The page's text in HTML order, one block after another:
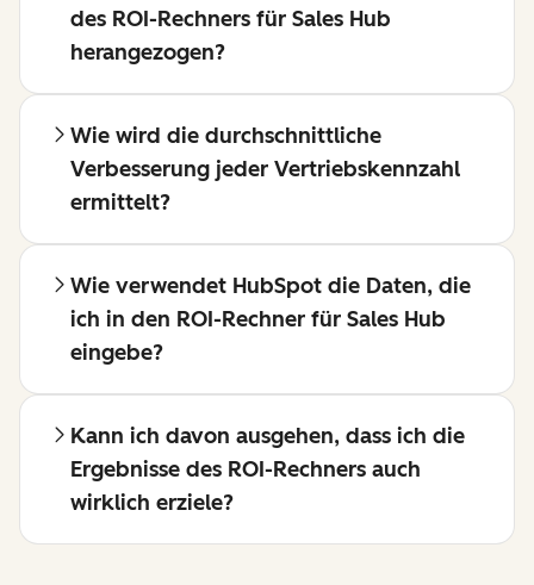
des ROI-Rechners für Sales Hub
herangezogen?
Wie wird die durchschnittliche
Verbesserung jeder Vertriebskennzahl
ermittelt?
Wie verwendet HubSpot die Daten, die
ich in den ROI-Rechner für Sales Hub
eingebe?
Kann ich davon ausgehen, dass ich die
Ergebnisse des ROI-Rechners auch
wirklich erziele?